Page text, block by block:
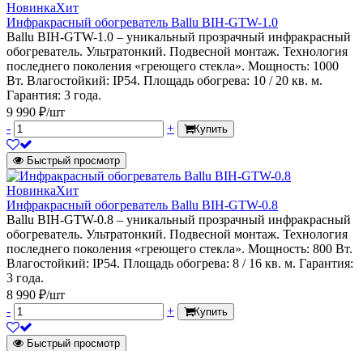
НовинкаХит
Инфракрасный обогреватель Ballu BIH-GTW-1.0
Ballu BIH-GTW-1.0 – уникальный прозрачный инфракрасный
обогреватель. Ультратонкий. Подвесной монтаж. Технология
последнего поколения «греющего стекла». Мощность: 1000
Вт. Влагостойкий: IP54. Площадь обогрева: 10 / 20 кв. м.
Гарантия: 3 года.
9 990 ₽/шт
-
+ Купить
Быстрый просмотр
НовинкаХит
Инфракрасный обогреватель Ballu BIH-GTW-0.8
Ballu BIH-GTW-0.8 – уникальный прозрачный инфракрасный
обогреватель. Ультратонкий. Подвесной монтаж. Технология
последнего поколения «греющего стекла». Мощность: 800 Вт.
Влагостойкий: IP54. Площадь обогрева: 8 / 16 кв. м. Гарантия:
3 года.
8 990 ₽/шт
-
+ Купить
Быстрый просмотр